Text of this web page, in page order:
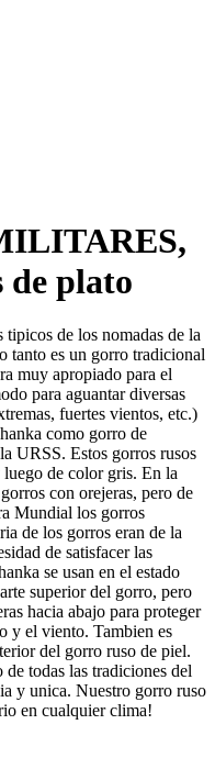
de plato
de los nomadas de la
tanto es un gorro tradicional
muy apropiado para el
para aguantar diversas
fuertes vientos, etc.)
como gorro de
URSS. Estos gorros rusos
de color gris. En la
con orejeras, pero de
Mundial los gorros
de los gorros eran de la
de satisfacer las
se usan en el estado
superior del gorro, pero
hacia abajo para proteger
y el viento. Tambien es
del gorro ruso de piel.
todas las tradiciones del
y unica. Nuestro gorro ruso
en cualquier clima!